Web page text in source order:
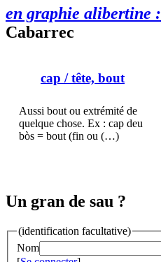
en graphie alibertine :
Cabarrec
cap / tête, bout
Aussi bout ou extrémité de
quelque chose. Ex : cap deu
bòs = bout (fin ou (…)
Un gran de sau ?
(identification facultative)
Nom